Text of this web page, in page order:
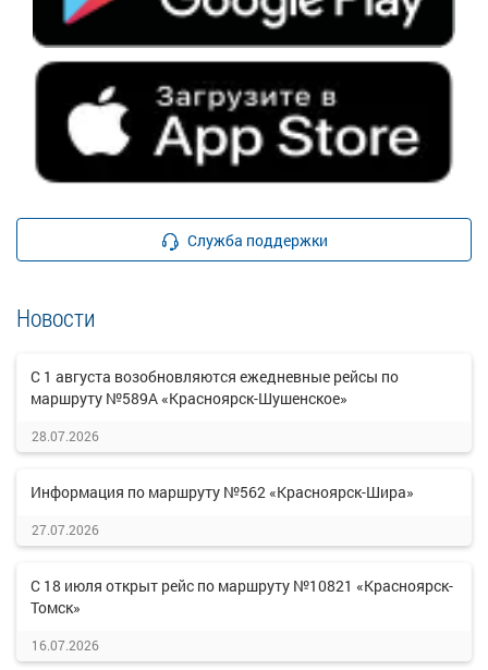
Служба поддержки
Новости
С 1 августа возобновляются ежедневные рейсы по
маршруту №589А «Красноярск-Шушенское»
28.07.2026
Информация по маршруту №562 «Красноярск-Шира»
27.07.2026
С 18 июля открыт рейс по маршруту №10821 «Красноярск-
Томск»
16.07.2026